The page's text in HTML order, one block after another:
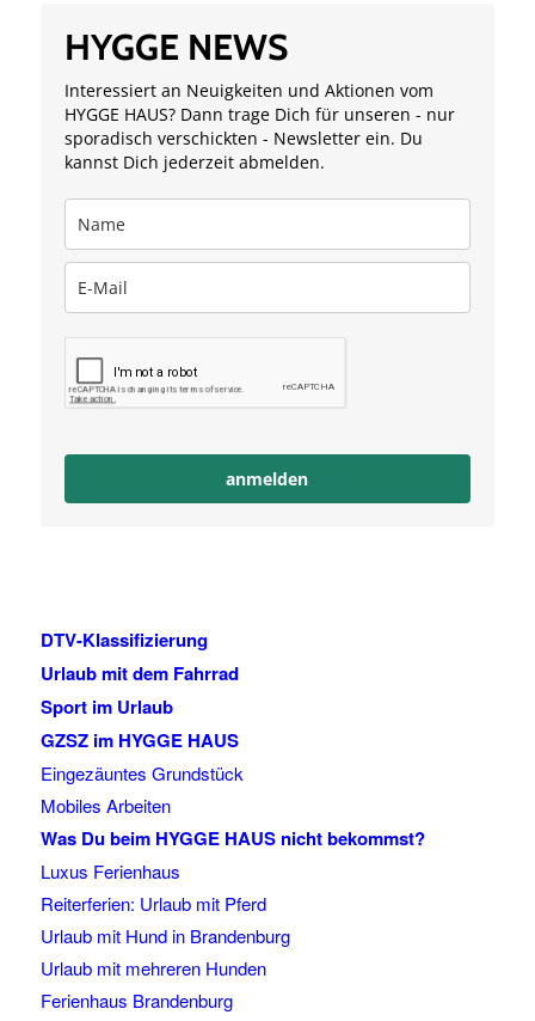
HYGGE NEWS
Interessiert an Neuigkeiten und Aktionen vom
HYGGE HAUS? Dann trage Dich für unseren - nur
sporadisch verschickten - Newsletter ein. Du
kannst Dich jederzeit abmelden.
anmelden
DTV-Klassifizierung
Urlaub mit dem Fahrrad
Sport im Urlaub
GZSZ im HYGGE HAUS
Eingezäuntes Grundstück
Mobiles Arbeiten
Was Du beim HYGGE HAUS nicht bekommst?
Luxus Ferienhaus
Reiterferien: Urlaub mit Pferd
Urlaub mit Hund in Brandenburg
Urlaub mit mehreren Hunden
Ferienhaus Brandenburg